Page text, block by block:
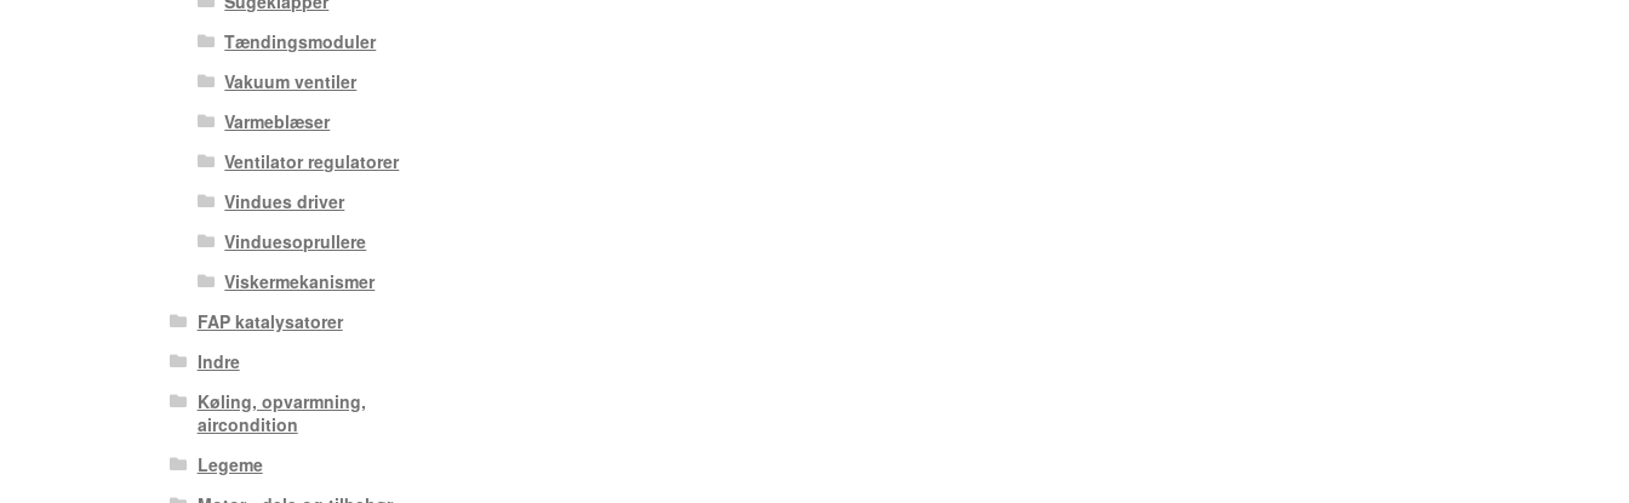
Tændingsmoduler
Vakuum ventiler
Varmeblæser
Ventilator regulatorer
Vindues driver
Vinduesoprullere
Viskermekanismer
FAP katalysatorer
Indre
Køling, opvarmning,
aircondition
Legeme